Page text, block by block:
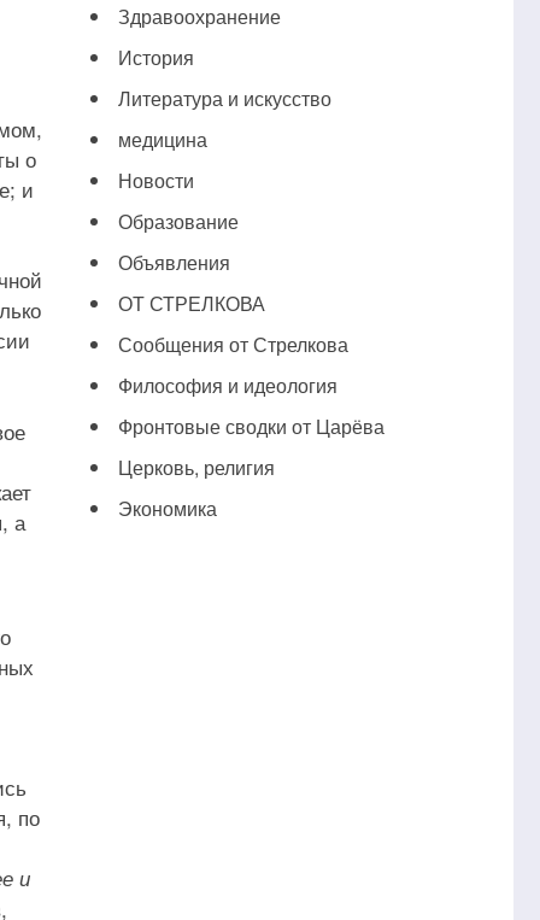
о
и
а
по
и
Здравоохранение
История
Литература и искусство
медицина
Новости
Образование
Объявления
ОТ СТРЕЛКОВА
Сообщения от Стрелкова
Философия и идеология
Фронтовые сводки от Царёва
Церковь, религия
Экономика